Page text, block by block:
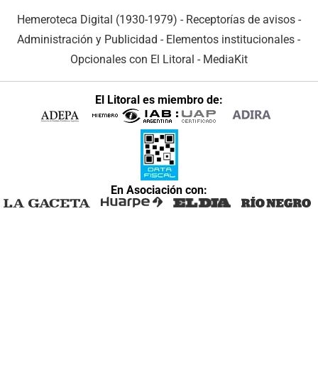
Hemeroteca Digital (1930-1979) - Receptorías de avisos -
Administración y Publicidad - Elementos institucionales -
Opcionales con El Litoral - MediaKit
El Litoral es miembro de:
En Asociación con: